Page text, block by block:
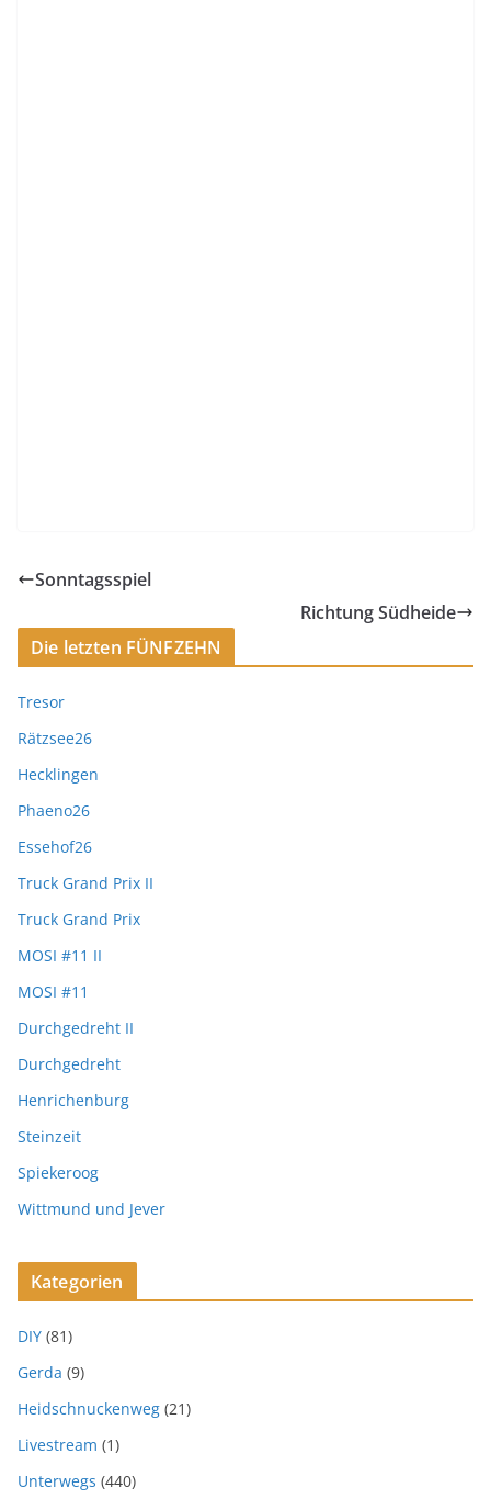
Sonntagsspiel
Richtung Südheide
Die letzten FÜNFZEHN
Tresor
Rätzsee26
Hecklingen
Phaeno26
Essehof26
Truck Grand Prix II
Truck Grand Prix
MOSI #11 II
MOSI #11
Durchgedreht II
Durchgedreht
Henrichenburg
Steinzeit
Spiekeroog
Wittmund und Jever
Kategorien
DIY (81)
Gerda (9)
Heidschnuckenweg (21)
Livestream (1)
Unterwegs (440)